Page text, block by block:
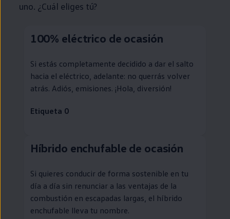
uno. ¿Cuál eliges tú?
100% eléctrico de ocasión
Si estás completamente decidido a dar el salto
hacia el eléctrico, adelante: no querrás volver
atrás. Adiós, emisiones. ¡Hola, diversión!
Etiqueta 0
Híbrido enchufable de ocasión
Si quieres conducir de forma sostenible en tu
día a día sin renunciar a las ventajas de la
combustión en escapadas largas, el híbrido
enchufable lleva tu nombre.